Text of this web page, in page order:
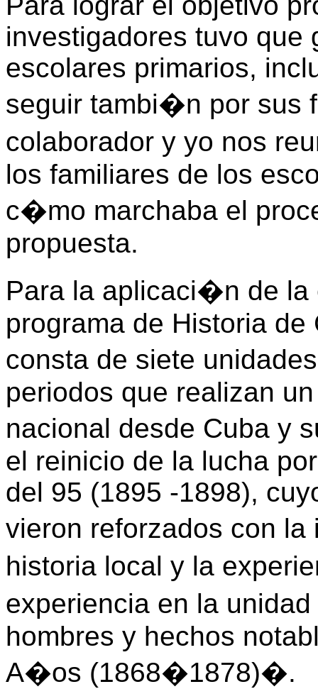
investigadores tuvo que
escolares primarios,
seguir tambi�n por sus
colaborador y yo nos
los familiares de los
c�mo marchaba el
propuesta.
Para la aplicaci�n de
programa de Historia
consta de siete
periodos que realizan
nacional desde Cuba y
el reinicio de la lucha
del 95 (1895 -1898),
vieron reforzados con
historia local y la
experiencia en la
hombres y hechos
A�os (1868�1878)�.